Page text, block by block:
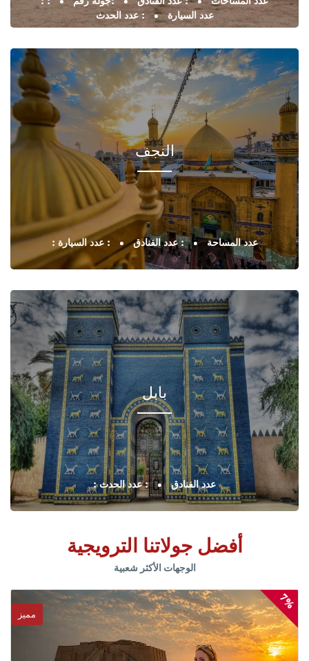
عدد السيارة
: عدد الحدث
النجف
: عدد المساحة : عدد الفنادق : عدد السيارة
بابل
: عدد الفنادق : عدد الحدث
أفضل جولاتنا الترويجية
الوجهات الأكثر شعبية
مميز
7%